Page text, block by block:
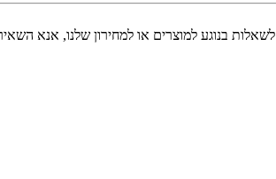
לשאלות בנוגע למוצרים או למחירון שלנו, אנא השאירו